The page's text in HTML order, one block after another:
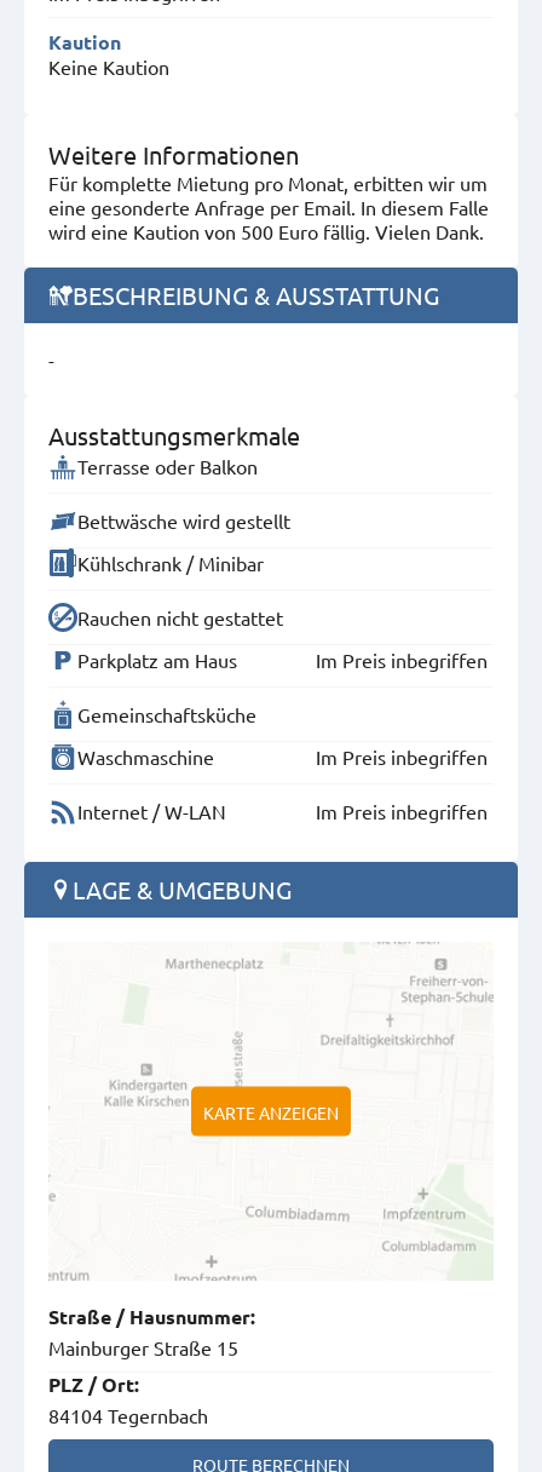
Kaution
Keine Kaution
Weitere Informationen
Für komplette Mietung pro Monat, erbitten wir um
eine gesonderte Anfrage per Email. In diesem Falle
wird eine Kaution von 500 Euro fällig. Vielen Dank.
BESCHREIBUNG & AUSSTATTUNG
-
Ausstattungsmerkmale
Terrasse oder Balkon
Bettwäsche wird gestellt
Kühlschrank / Minibar
Rauchen nicht gestattet
Parkplatz am Haus
Im Preis inbegriffen
Gemeinschaftsküche
Waschmaschine
Im Preis inbegriffen
Internet / W-LAN Im Preis inbegriffen
LAGE & UMGEBUNG
KARTE ANZEIGEN
Straße / Hausnummer:
Mainburger Straße 15
PLZ /Ort:
84104 Tegernbach
ROUTE BERECHNEN